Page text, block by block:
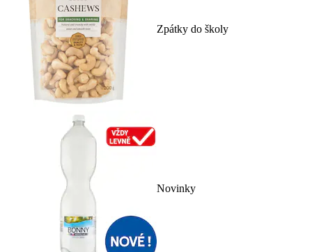
Zpátky do školy
Novinky